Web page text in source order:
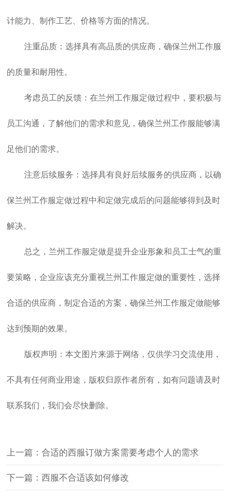
计能力、制作工艺、价格等方面的情况。
注重品质：选择具有高品质的供应商，确保兰州工作服
的质量和耐用性。
考虑员工的反馈：在兰州工作服定做过程中，要积极与
员工沟通，了解他们的需求和意见，确保兰州工作服能够满
足他们的需求。
注意后续服务：选择具有良好后续服务的供应商，以确
保兰州工作服定做过程中和定做完成后的问题能够得到及时
解决。
总之， 兰州工作服定做是提升企业形象和员工士气的重
要策略，企业应该充分重视兰州工作服定做的重要性，选择
合适的供应商，制定合适的方案，确保兰州工作服定做能够
达到预期的效果。
版权声明：本文图片来源于网络，仅供学习交流使用，
不具有任何商业用途，版权归原作者所有，如有问题请及时
联系我们，我们会尽快删除。
上一篇：合适的西服订做方案需要考虑个人的需求
下一篇：西服不合适该如何修改